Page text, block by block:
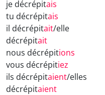
je décrépitais
tu décrépitais
il décrépitait/elle
décrépitait
nous décrépitions
vous décrépitiez
ils décrépitaient/elles
décrépitaient